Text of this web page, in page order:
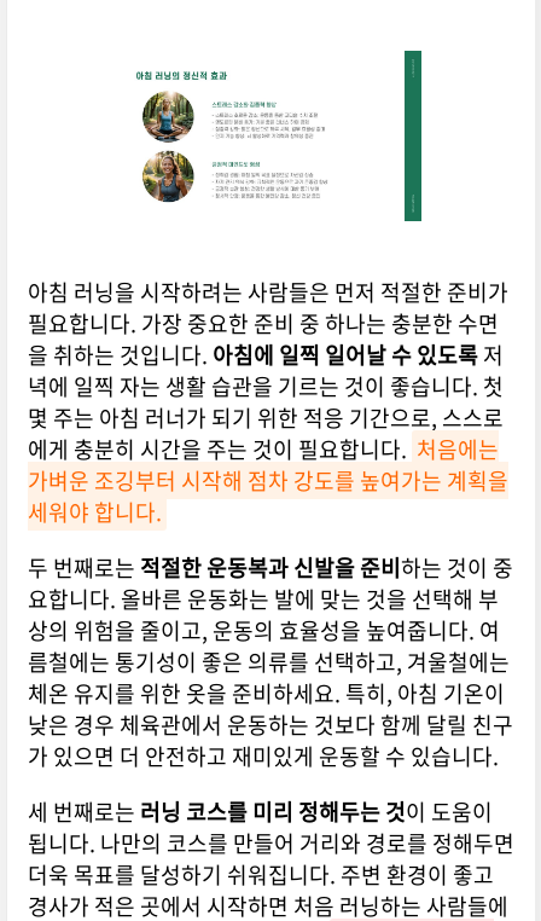
아침 러닝을 시작하려는 사람들은 먼저 적절한 준비가
필요합니다. 가장 중요한 준비 중 하나는 충분한 수면
을 취하는 것입니다. 아침에 일찍 일어날 수 있도록저
녁에 일찍 자는 생활 습관을 기르는 것이 좋습니다. 첫
몇 주는 아침 러너가 되기 위한 적응 기간으로, 스스로
에게 충분히 시간을 주는 것이 필요합니다. 처음에는
가벼운 조깅부터 시작해 점차 강도를 높여가는 계획을
세워야 합니다.
두 번째로는 적절한 운동복과 신발을 준비하는 것이 중
요합니다. 올바른 운동화는 발에 맞는 것을 선택해 부
상의 위험을 줄이고, 운동의 효율성을 높여줍니다. 여
름철에는 통기성이 좋은 의류를 선택하고, 겨울철에는
체온 유지를 위한 옷을 준비하세요. 특히, 아침 기온이
낮은 경우 체육관에서 운동하는 것보다 함께 달릴 친구
가 있으면 더 안전하고 재미있게 운동할 수 있습니다.
세 번째로는 러닝 코스를 미리 정해두는 것이 도움이
됩니다. 나만의 코스를 만들어 거리와 경로를 정해두면
더욱 목표를 달성하기 쉬워집니다. 주변 환경이 좋고
경사가 적은 곳에서 시작하면 처음 러닝하는 사람들에